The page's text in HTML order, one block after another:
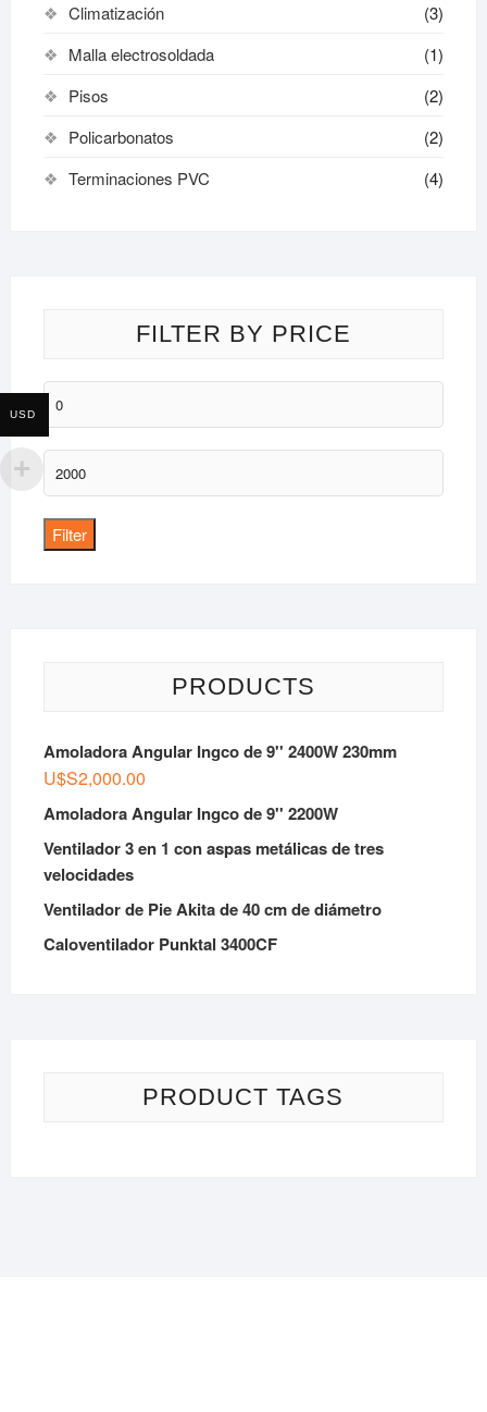
Climatización
(3)
Malla electrosoldada
(1)
Pisos
(2)
Policarbonatos
(2)
Terminaciones PVC
(4)
FILTER BY PRICE
Min
price
Max
price
Filter
PRODUCTS
Amoladora Angular Ingco de 9'' 2400W 230mm
U$S2,000.00
Amoladora Angular Ingco de 9'' 2200W
Ventilador 3 en 1 con aspas metálicas de tres
velocidades
Ventilador de Pie Akita de 40 cm de diámetro
Caloventilador Punktal 3400CF
PRODUCT TAGS
USD